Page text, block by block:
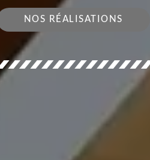
NOS RÉALISATIONS